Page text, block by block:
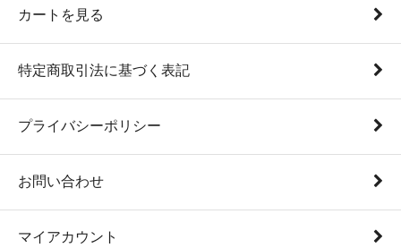
カートを見る
特定商取引法に基づく表記
プライバシーポリシー
お問い合わせ
マイアカウント